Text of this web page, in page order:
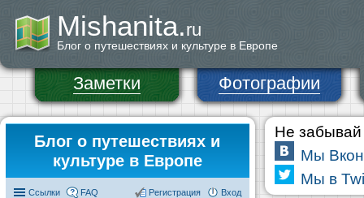
Mishanita.ru
Блог о путешествиях и культуре в Европе
Заметки Фотографии
Блог о путешествиях и
культуре в Европе
Ссылки FAQ Вход
Регистрация
Не забывай
Мы
Мы в